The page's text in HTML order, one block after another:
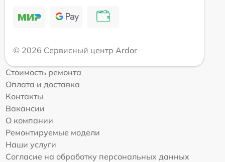
© 2026 Сервисный центр Ardor
Стоимость ремонта
Оплата и доставка
Контакты
Вакансии
О компании
Ремонтируемые модели
Наши услуги
Согласие на обработку персональных данных